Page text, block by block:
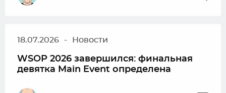
18.07.2026 - Новости
WSOP 2026 завершился: финальная
девятка Main Event определена